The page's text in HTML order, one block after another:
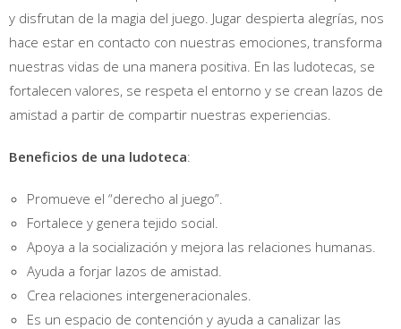
y disfrutan de la magia del juego. Jugar despierta alegrías, nos
hace estar en contacto con nuestras emociones, transforma
nuestras vidas de una manera positiva. En las ludotecas, se
fortalecen valores, se respeta el entorno y se crean lazos de
amistad a partir de compartir nuestras experiencias.
Beneficios de una ludoteca:
Promueve el “derecho al juego”.
Fortalece y genera tejido social.
Apoya a la socialización y mejora las relaciones humanas.
Ayuda a forjar lazos de amistad.
Crea relaciones intergeneracionales.
Es un espacio de contención y ayuda a canalizar las